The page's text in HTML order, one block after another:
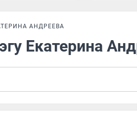
АНДРЕЕВА
Екатерина